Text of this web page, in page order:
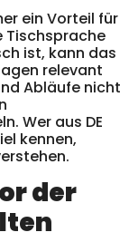
ein Vorteil für
Tischsprache
ist, kann das
relevant
Abläufe nicht
Wer aus DE
kennen,
der